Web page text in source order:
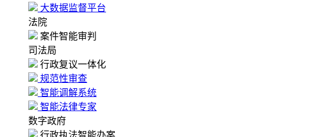
大数据监督平台
法院
案件智能审判
司法局
行政复议一体化
规范性审查
智能调解系统
智能法律专家
数字政府
行政执法智能办案